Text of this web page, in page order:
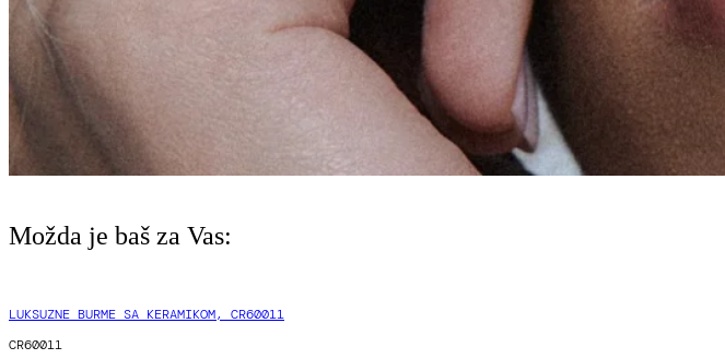
Možda je baš za Vas:
LUKSUZNE BURME SA KERAMIKOM, CR60011
CR60011